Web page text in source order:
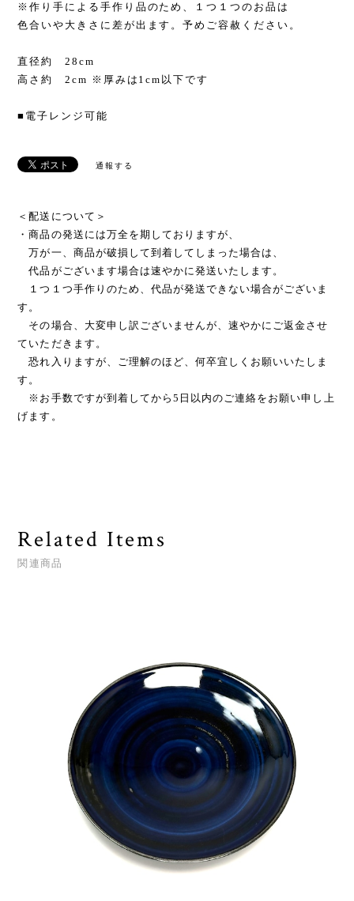
※作り手による手作り品のため、１つ１つのお品は
色合いや大きさに差が出ます。予めご容赦ください。
直径約 28cm
高さ約 2cm ※厚みは1cm以下です
■電子レンジ可能
通報する
＜配送について＞
・商品の発送には万全を期しておりますが、
万が一、商品が破損して到着してしまった場合は、
代品がございます場合は速やかに発送いたします。
１つ１つ手作りのため、代品が発送できない場合がございま
す。
その場合、大変申し訳ございませんが、速やかにご返金させ
ていただきます。
恐れ入りますが、ご理解のほど、何卒宜しくお願いいたしま
す。
※お手数ですが到着してから5日以内のご連絡をお願い申し上
げます。
Related Items
関連商品